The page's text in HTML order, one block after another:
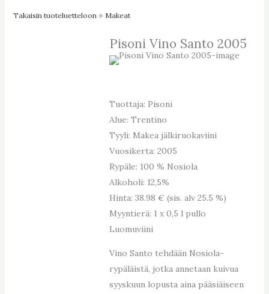
Takaisin tuoteluetteloon Makeat
Pisoni Vino Santo 2005
Tuottaja: Pisoni
Alue: Trentino
Tyyli: Makea jälkiruokaviini
Vuosikerta: 2005
Rypäle: 100 % Nosiola
Alkoholi: 12,5%
Hinta: 38.98 € (sis. alv 25.5 %)
Myyntierä: 1 x 0,5 l pullo
Luomuviini
Vino Santo tehdään Nosiola-
rypäläistä, jotka annetaan kuivua
syyskuun lopusta aina pääsiäiseen